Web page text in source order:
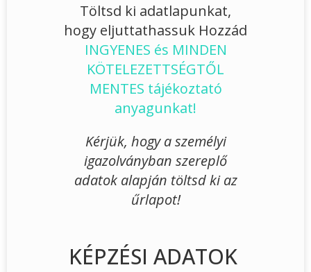
Töltsd ki adatlapunkat,
hogy eljuttathassuk Hozzád
INGYENES és MINDEN
KÖTELEZETTSÉGTŐL
MENTES tájékoztató
anyagunkat!
Kérjük, hogy a személyi
igazolványban szereplő
adatok alapján töltsd ki az
űrlapot!
KÉPZÉSI ADATOK